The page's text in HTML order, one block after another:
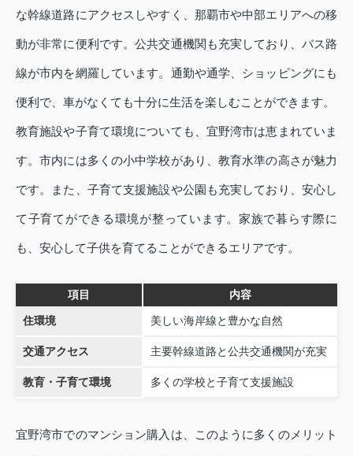
な幹線道路にアクセスしやすく、那覇市や中部エリアへの移
動が非常に便利です。公共交通機関も充実しており、バス路
線が市内を網羅しています。通勤や通学、ショッピングにも
便利で、車がなくても十分に生活を楽しむことができます。
教育施設や子育て環境についても、宜野湾市は恵まれていま
す。市内には多くの小中学校があり、教育水準の高さが魅力
です。また、子育て支援施設や公園も充実しており、安心し
て子育てができる環境が整っています。家族で暮らす際に
も、安心して子供を育てることができるエリアです。
項目 内容
住環境 美しい海岸線と豊かな自然
交通アクセス 主要幹線道路と公共交通機関が充実
教育・子育て環境 多くの学校と子育て支援施設
宜野湾市でのマンション購入は、このように多くのメリット